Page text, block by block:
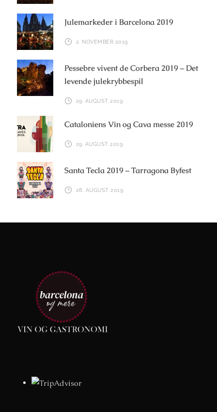
Julemarkeder i Barcelona 2019
2. NOVEMBER 2019
Pessebre vivent de Corbera 2019 – Det
levende julekrybbespil
29. AUGUST 2019
Cataloniens Vin og Cava messe 2019
29. AUGUST 2019
Santa Tecla 2019 – Tarragona Byfest
28. AUGUST 2019